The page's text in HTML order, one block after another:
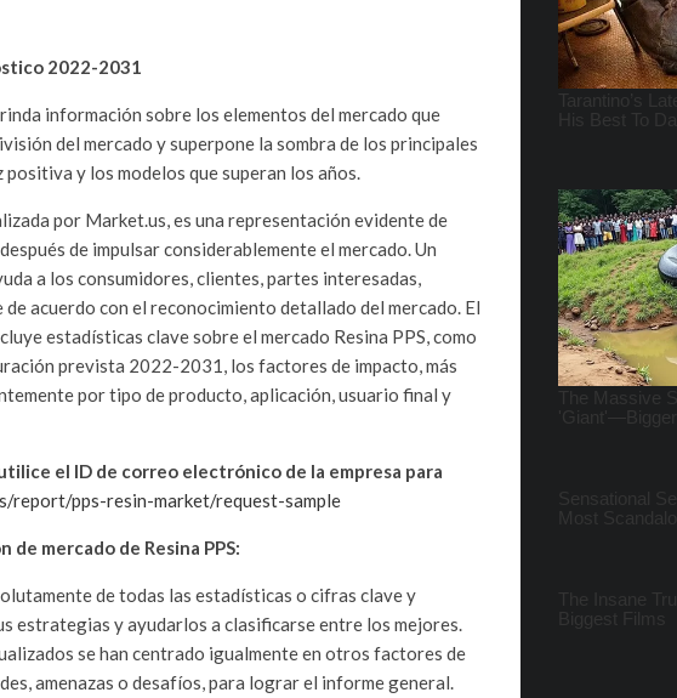
2022-2031
información sobre los elementos del mercado que
del mercado y superpone la sombra de los principales
y los modelos que superan los años.
por Market.us, es una representación evidente de
de impulsar considerablemente el mercado. Un
a los consumidores, clientes, partes interesadas,
acuerdo con el reconocimiento detallado del mercado. El
estadísticas clave sobre el mercado Resina PPS, como
prevista 2022-2031, los factores de impacto, más
por tipo de producto, aplicación, usuario final y
el ID de correo electrónico de la empresa para
report/pps-resin-market/request-sample
mercado de Resina PPS:
de todas las estadísticas o cifras clave y
estrategias y ayudarlos a clasificarse entre los mejores.
se han centrado igualmente en otros factores de
amenazas o desafíos, para lograr el informe general.